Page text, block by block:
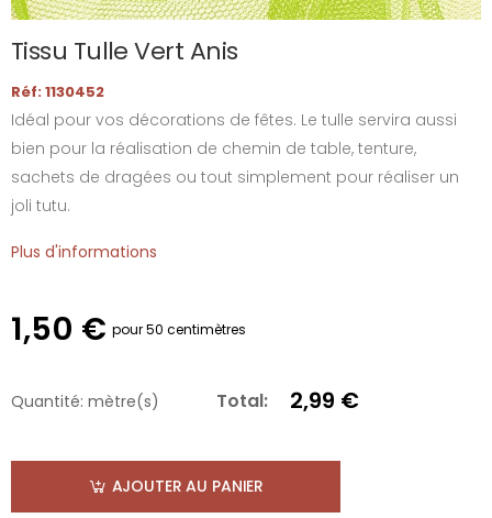
Tissu Tulle Vert Anis
Réf: 1130452
Idéal pour vos décorations de fêtes. Le tulle servira aussi
bien pour la réalisation de chemin de table, tenture,
sachets de dragées ou tout simplement pour réaliser un
joli tutu.
Plus d'informations
1,50 € pour 50 centimètres
Quantité: mètre(s) Total: 2,99 €
AJOUTER AU PANIER